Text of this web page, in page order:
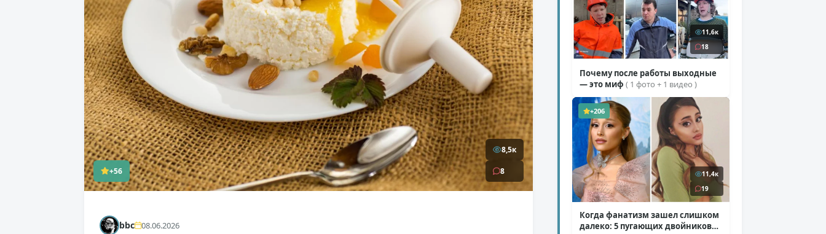
+56
8,5к
8
bbc 08.06.2026
11,6к
18
Почему после работы выходные
— это миф ( 1 фото + 1 видео )
+206
11,4к
19
Когда фанатизм зашел слишком
далеко: 5 пугающих двойников